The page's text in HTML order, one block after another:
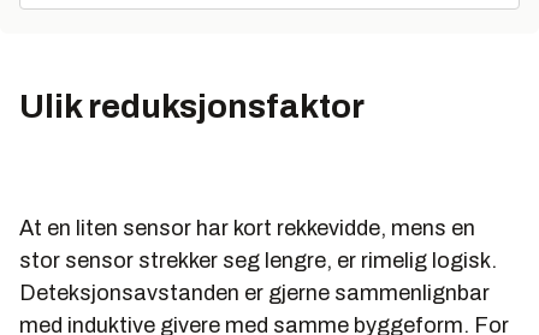
Ulik reduksjonsfaktor
At en liten sensor har kort rekkevidde, mens en
stor sensor strekker seg lengre, er rimelig logisk.
Deteksjonsavstanden er gjerne sammenlignbar
med induktive givere med samme byggeform. For